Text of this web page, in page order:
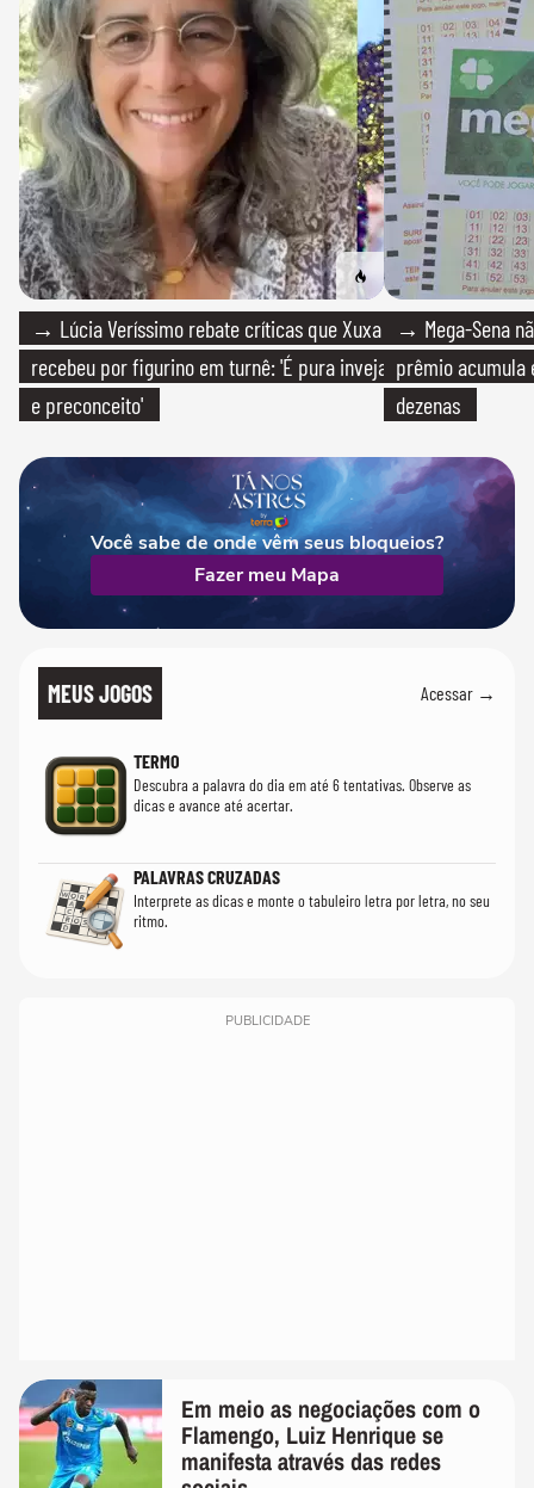
→ Lúcia Veríssimo rebate críticas que Xuxa
recebeu por figurino em turnê: 'É pura inveja
e preconceito'
→ Mega-Sena
prêmio acumula
dezenas
Você sabe de onde vêm seus bloqueios?
Fazer meu Mapa
MEUS JOGOS Acessar →
TERMO
Descubra a palavra do dia em até 6 tentativas. Observe as
dicas e avance até acertar.
PALAVRAS CRUZADAS
Interprete as dicas e monte o tabuleiro letra por letra, no seu
ritmo.
PUBLICIDADE
Em meio as negociações com o
Flamengo, Luiz Henrique se
manifesta através das redes